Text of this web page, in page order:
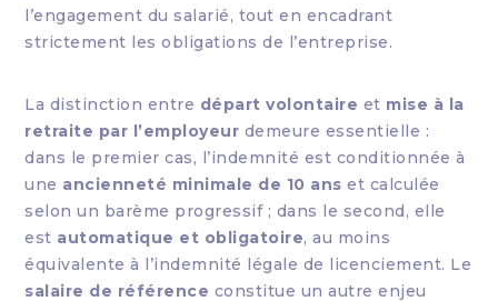
l’engagement du salarié, tout en encadrant
strictement les obligations de l’entreprise.
La distinction entre départ volontaire et mise à la
retraite par l’employeur demeure essentielle :
dans le premier cas, l’indemnité est conditionnée à
une ancienneté minimale de 10 ans et calculée
selon un barème progressif ; dans le second, elle
est automatique et obligatoire, au moins
équivalente à l’indemnité légale de licenciement. Le
salaire de référence constitue un autre enjeu